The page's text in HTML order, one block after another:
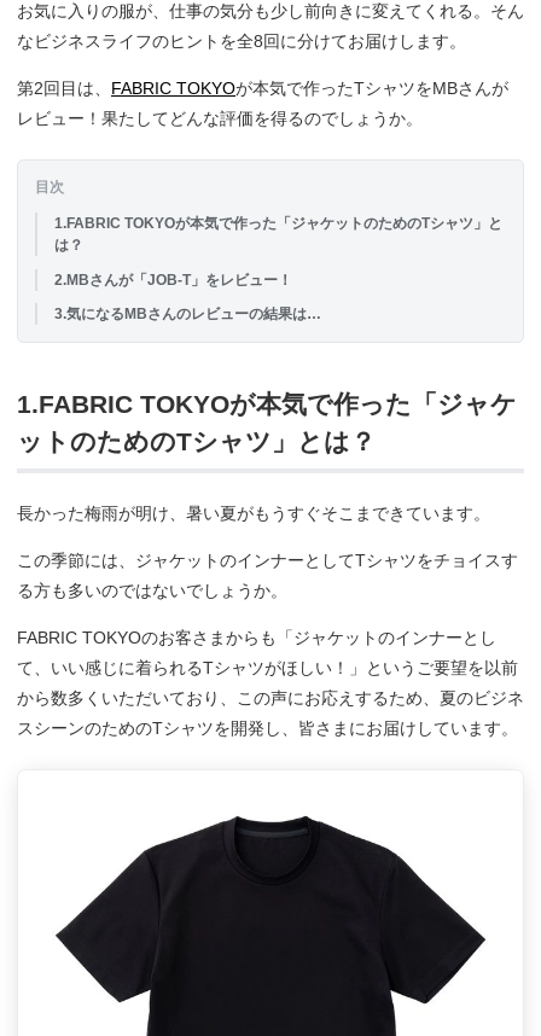
お気に入りの服が、仕事の気分も少し前向きに変えてくれる。そん
なビジネスライフのヒントを全8回に分けてお届けします。
第2回目は、 FABRIC TOKYOが本気で作ったTシャツをMBさんが
レビュー！果たしてどんな評価を得るのでしょうか。
目次
1.FABRIC TOKYOが本気で作った「ジャケットのためのTシャツ」と
は？
2.MBさんが「JOB-T」をレビュー！
3.気になるMBさんのレビューの結果は…
1.FABRIC TOKYOが本気で作った「ジャケ
ットのためのTシャツ」とは？
長かった梅雨が明け、暑い夏がもうすぐそこまできています。
この季節には、ジャケットのインナーとしてTシャツをチョイスす
る方も多いのではないでしょうか。
FABRIC TOKYOのお客さまからも「ジャケットのインナーとし
て、いい感じに着られるTシャツがほしい！」というご要望を以前
から数多くいただいており、この声にお応えするため、夏のビジネ
スシーンのためのTシャツを開発し、皆さまにお届けしています。